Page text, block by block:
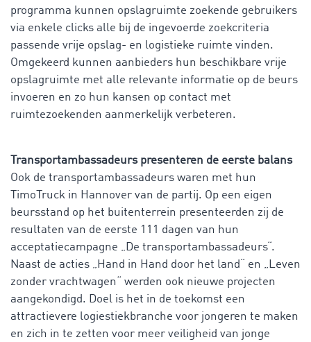
programma kunnen opslagruimte zoekende gebruikers
via enkele clicks alle bij de ingevoerde zoekcriteria
passende vrije opslag- en logistieke ruimte vinden.
Omgekeerd kunnen aanbieders hun beschikbare vrije
opslagruimte met alle relevante informatie op de beurs
invoeren en zo hun kansen op contact met
ruimtezoekenden aanmerkelijk verbeteren.
Transportambassadeurs presenteren de eerste balans
Ook de transportambassadeurs waren met hun
TimoTruck in Hannover van de partij. Op een eigen
beursstand op het buitenterrein presenteerden zij de
resultaten van de eerste 111 dagen van hun
acceptatiecampagne „De transportambassadeurs“.
Naast de acties „Hand in Hand door het land“ en „Leven
zonder vrachtwagen“ werden ook nieuwe projecten
aangekondigd. Doel is het in de toekomst een
attractievere logiestiekbranche voor jongeren te maken
en zich in te zetten voor meer veiligheid van jonge